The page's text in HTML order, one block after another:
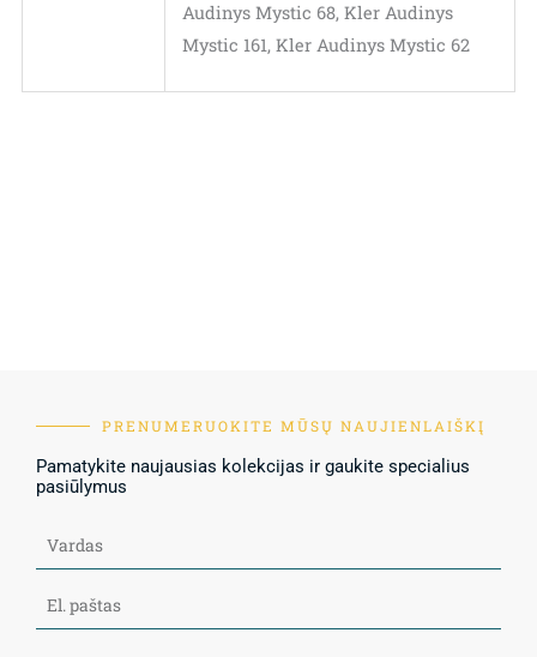
Audinys Mystic 68, Kler Audinys
Mystic 161, Kler Audinys Mystic 62
PRENUMERUOKITE MŪSŲ NAUJIENLAIŠKĮ
Pamatykite naujausias kolekcijas ir gaukite specialius
pasiūlymus